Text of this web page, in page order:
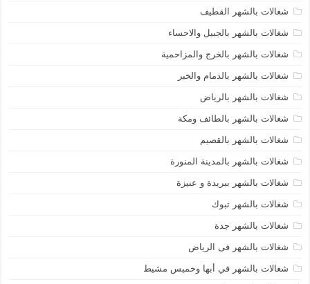
شغالات بالشهر القطيف
شغالات بالشهر بالجبيل والاحساء
شغالات بالشهر بالخرج والمزاحمية
شغالات بالشهر بالدمام والخبر
شغالات بالشهر بالرياض
شغالات بالشهر بالطائف ومكة
شغالات بالشهر بالقصيم
شغالات بالشهر بالمدينة المنورة
شغالات بالشهر ببريدة و عنيزة
شغالات بالشهر تبوك
شغالات بالشهر جدة
شغالات بالشهر فى الرياض
شغالات بالشهر في أبها وخميس مشيط